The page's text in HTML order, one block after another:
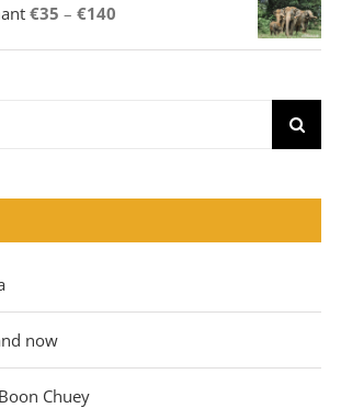
€35 – €140Price
range:
now
Chuey